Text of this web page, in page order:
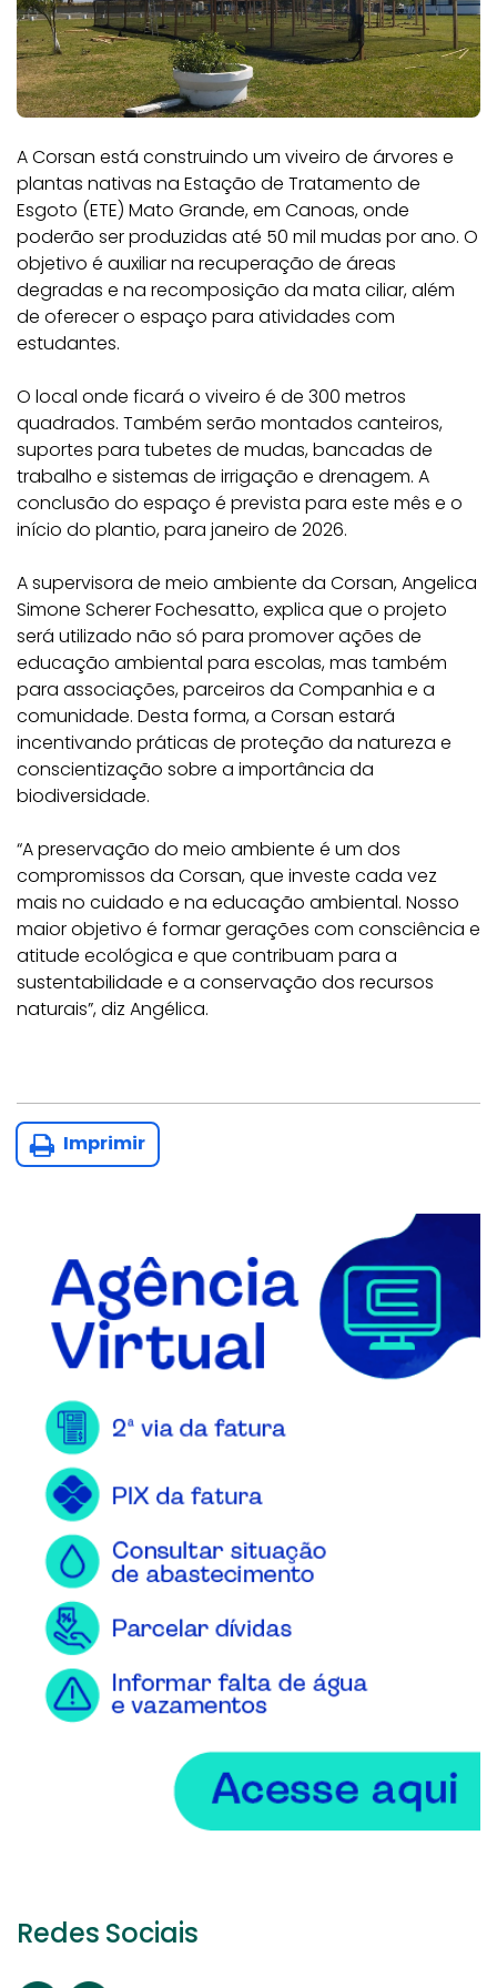
A Corsan está construindo um viveiro de árvores e
plantas nativas na Estação de Tratamento de
Esgoto (ETE) Mato Grande, em Canoas, onde
poderão ser produzidas até 50 mil mudas por ano. O
objetivo é auxiliar na recuperação de áreas
degradas e na recomposição da mata ciliar, além
de oferecer o espaço para atividades com
estudantes.
O local onde ficará o viveiro é de 300 metros
quadrados. Também serão montados canteiros,
suportes para tubetes de mudas, bancadas de
trabalho e sistemas de irrigação e drenagem. A
conclusão do espaço é prevista para este mês e o
início do plantio, para janeiro de 2026.
A supervisora de meio ambiente da Corsan, Angelica
Simone Scherer Fochesatto, explica que o projeto
será utilizado não só para promover ações de
educação ambiental para escolas, mas também
para associações, parceiros da Companhia e a
comunidade. Desta forma, a Corsan estará
incentivando práticas de proteção da natureza e
conscientização sobre a importância da
biodiversidade.
“A preservação do meio ambiente é um dos
compromissos da Corsan, que investe cada vez
mais no cuidado e na educação ambiental. Nosso
maior objetivo é formar gerações com consciência e
atitude ecológica e que contribuam para a
sustentabilidade e a conservação dos recursos
naturais”, diz Angélica.
Imprimir
Redes Sociais